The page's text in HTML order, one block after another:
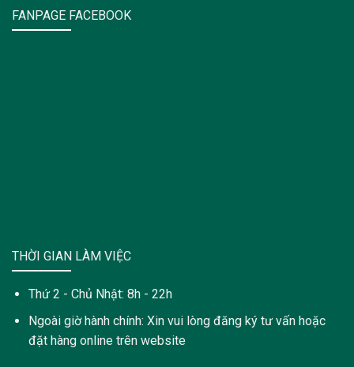
FANPAGE FACEBOOK
THỜI GIAN LÀM VIỆC
Thứ 2 - Chủ Nhật: 8h - 22h
Ngoài giờ hành chính: Xin vui lòng đăng ký tư vấn hoặc
đặt hàng online trên website